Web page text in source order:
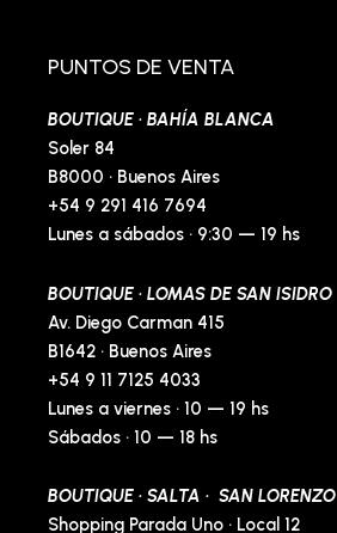
o
k
f
PUNTOS DE VENTA
BOUTIQUE · BAHÍA BLANCA
Soler 84
B8000 · Buenos Aires
+54 9 291 416 7694
Lunes a sábados · 9:30 — 19 hs
BOUTIQUE · LOMAS DE SAN ISIDRO
Av. Diego Carman 415
B1642 · Buenos Aires
+54 9 11 7125 4033
Lunes a viernes · 10 — 19 hs
Sábados · 10 — 18 hs
BOUTIQUE · SALTA · SAN LORENZO
Shopping Parada Uno · Local 12